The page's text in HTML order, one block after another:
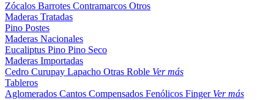
Zócalos Barrotes Contramarcos Otros
Maderas Tratadas
Pino Postes
Maderas Nacionales
Eucaliptus Pino Pino Seco
Maderas Importadas
Cedro Curupay Lapacho Otras Roble Ver más
Tableros
Aglomerados Cantos Compensados Fenólicos Finger Ver más